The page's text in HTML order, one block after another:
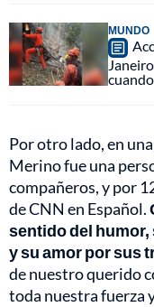
MUNDO
Por otro lado, en
Merino fue una
compañeros, y por
de CNN en Español.
sentido del
y su amor por sus
de nuestro querido
toda nuestra fuerza